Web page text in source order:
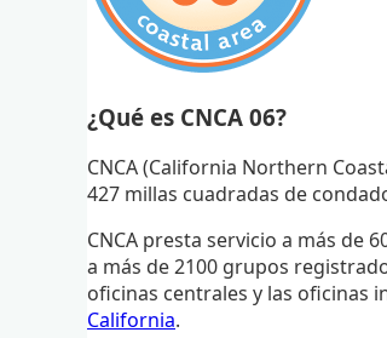
¿Qué es CNCA 06?
CNCA (California Northern
427 millas cuadradas de
CNCA presta servicio a más de
a más de 2100 grupos
oficinas centrales y las oficinas
California.